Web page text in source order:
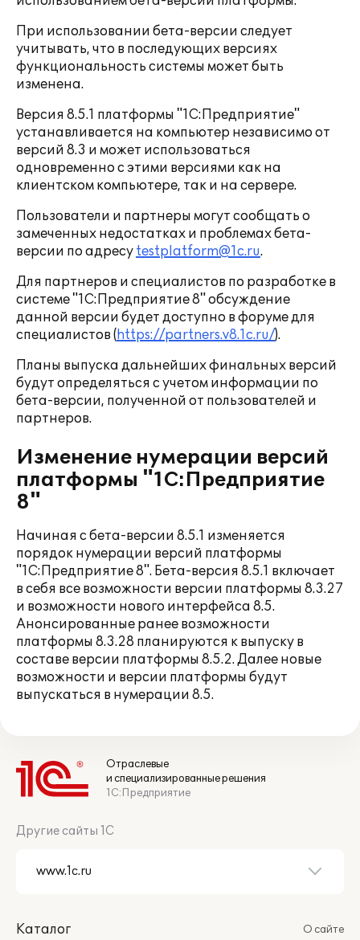
При использовании бета-версии следует
учитывать, что в последующих версиях
функциональность системы может быть
изменена.
Версия 8.5.1 платформы "1С:Предприятие"
устанавливается на компьютер независимо от
версий 8.3 и может использоваться
одновременно с этими версиями как на
клиентском компьютере, так и на сервере.
Пользователи и партнеры могут сообщать о
замеченных недостатках и проблемах бета-
версии по адресу testplatform@1c.ru.
Для партнеров и специалистов по разработке в
системе "1С:Предприятие 8" обсуждение
данной версии будет доступно в форуме для
специалистов (https://partners.v8.1c.ru/).
Планы выпуска дальнейших финальных версий
будут определяться с учетом информации по
бета-версии, полученной от пользователей и
партнеров.
Изменение нумерации версий
платформы "1С:Предприятие
8"
Начиная с бета-версии 8.5.1 изменяется
порядок нумерации версий платформы
"1С:Предприятие 8". Бета-версия 8.5.1 включает
в себя все возможности версии платформы 8.3.27
и возможности нового интерфейса 8.5.
Анонсированные ранее возможности
платформы 8.3.28 планируются к выпуску в
составе версии платформы 8.5.2. Далее новые
возможности и версии платформы будут
выпускаться в нумерации 8.5.
Отраслевые
и специализированные решения
1С:Предприятие
Другие сайты 1С
Каталог О сайте